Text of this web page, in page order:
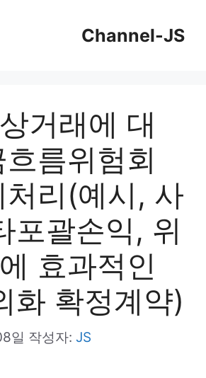
Channel-JS
거래에 대
름위험회
리(예시, 사
포괄손익, 위
효과적인
화 확정계약)
일 작성자: JS